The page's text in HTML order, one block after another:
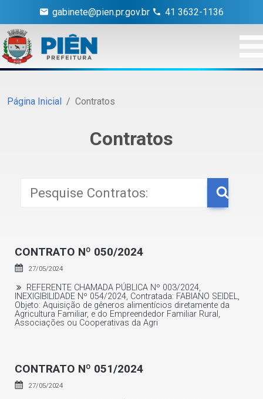
gabinete@pien.pr.gov.br 41 3632-1136
Página Inicial Contratos
Contratos
CONTRATO Nº 050/2024
27/05/2024
REFERENTE CHAMADA PÚBLICA Nº 003/2024,
INEXIGIBILIDADE Nº 054/2024, Contratada: FABIANO SEIDEL,
Objeto: Aquisição de gêneros alimentícios diretamente da
Agricultura Familiar, e do Empreendedor Familiar Rural,
Associações ou Cooperativas da Agri
CONTRATO Nº 051/2024
27/05/2024